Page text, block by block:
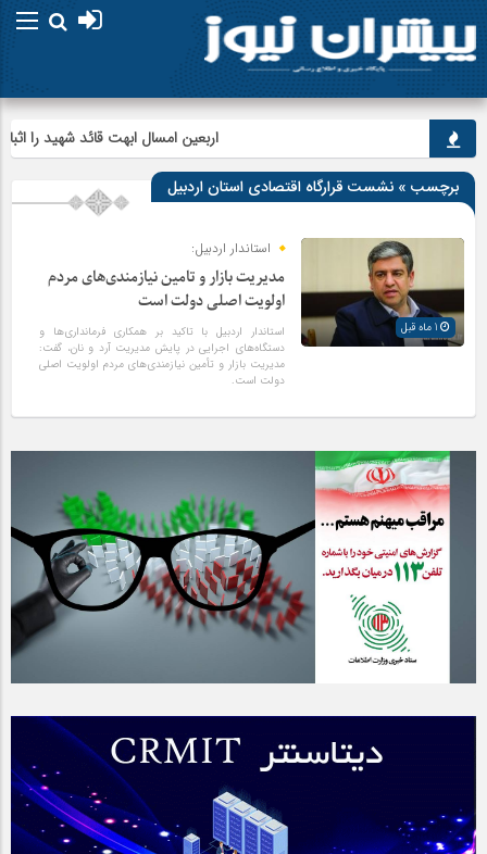
اربعین امسال ابهت قائد شهید را اثبات
برچسب » نشست قرارگاه اقتصادی استان اردبیل
استاندار اردبیل:
مدیریت بازار و تامین نیازمندی‌های مردم
اولویت‌ اصلی دولت است
استاندار اردبیل با تاکید بر همکاری فرمانداری‌ها و
دستگاه‌های اجرایی در پایش مدیریت آرد و نان، گفت:
مدیریت بازار و تأمین نیازمندی‌های مردم اولویت‌ اصلی
دولت است.